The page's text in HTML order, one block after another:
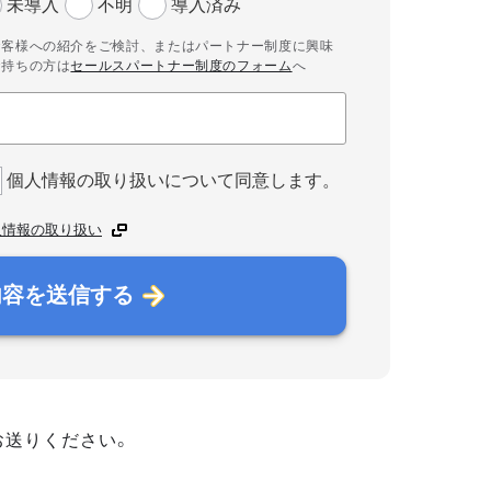
未導入 不明 導入済み
様への紹介をご検討、またはパートナー制度に興味
ちの方はセールスパートナー制度のフォームへ
個人情報の取り扱いについて同意します。
報の取り扱い
を送信する
りください。